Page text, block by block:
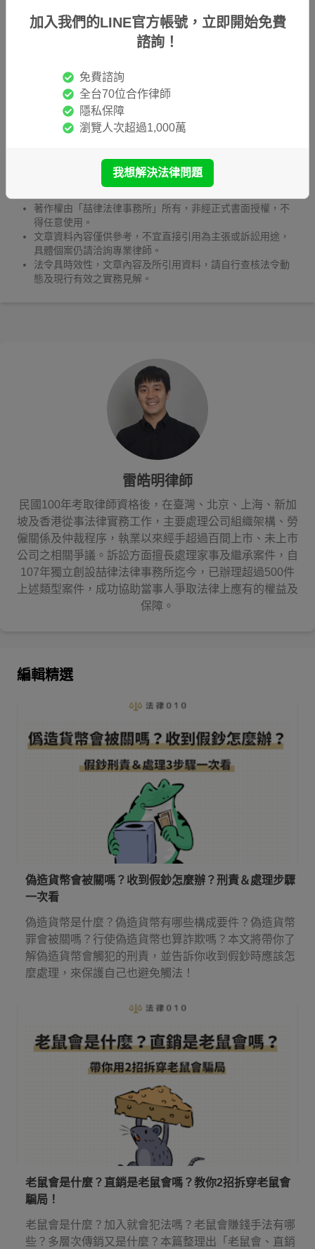
以上是肖像權法律資訊，如果有相關問題，歡迎點擊按鈕
著作權由「喆律法律事務所」所有，非經正式書面授權，不
得任意使用。
文章資料內容僅供參考，不宜直接引用為主張或訴訟用途，
具體個案仍請洽詢專業律師。
法令具時效性，文章內容及所引用資料，請自行查核法令動
態及現行有效之實務見解。
雷皓明律師
民國100年考取律師資格後，在臺灣、北京、上海、新加
坡及香港從事法律實務工作，主要處理公司組織架構、勞
僱關係及仲裁程序，執業以來經手超過百間上市、未上市
公司之相關爭議。訴訟方面擅長處理家事及繼承案件，自
107年獨立創設喆律法律事務所迄今，已辦理超過500件
上述類型案件，成功協助當事人爭取法律上應有的權益及
保障。
編輯精選
偽造貨幣會被關嗎？收到假鈔怎麼辦？刑責＆處理步驟
一次看
偽造貨幣是什麼？偽造貨幣有哪些構成要件？偽造貨幣
罪會被關嗎？行使偽造貨幣也算詐欺嗎？本文將帶你了
解偽造貨幣會觸犯的刑責，並告訴你收到假鈔時應該怎
麼處理，來保護自己也避免觸法！
老鼠會是什麼？直銷是老鼠會嗎？教你2招拆穿老鼠會
騙局！
老鼠會是什麼？加入就會犯法嗎？老鼠會賺錢手法有哪
些？多層次傳銷又是什麼？本篇整理出「老鼠會、直銷
加入我們的LINE官方帳號，立即開始免費
諮詢！
免費諮詢
全台70位合作律師
隱私保障
瀏覽人次超過1,000萬
我想解決法律問題